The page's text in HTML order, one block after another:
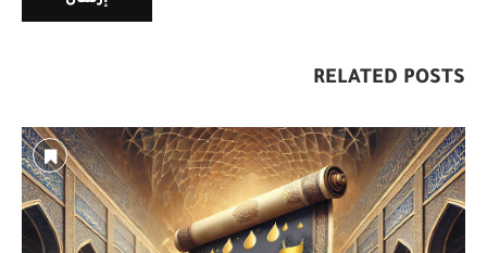
RELATED POSTS